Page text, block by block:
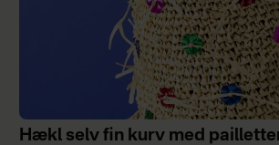
Hækl selv fin kurv med